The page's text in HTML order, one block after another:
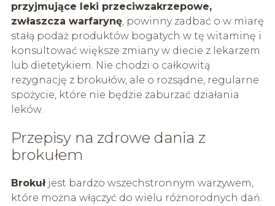
przyjmujące leki przeciwzakrzepowe,
zwłaszcza warfarynę, powinny zadbać o w miarę
stałą podaż produktów bogatych w tę witaminę i
konsultować większe zmiany w diecie z lekarzem
lub dietetykiem. Nie chodzi o całkowitą
rezygnację z brokułów, ale o rozsądne, regularne
spożycie, które nie będzie zaburzać działania
leków.
Przepisy na zdrowe dania z
brokułem
Brokułjest bardzo wszechstronnym warzywem,
które można włączyć do wielu różnorodnych dań.